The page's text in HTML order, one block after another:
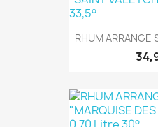
RHUM ARRANGE